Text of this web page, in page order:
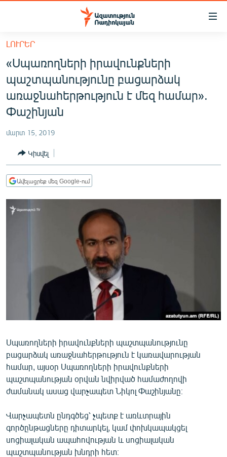
Մատչելիության
հիմնական
բովանդակությանը
հիմնական
մենյուին
Որոնում
ՀԱՅԱՍՏԱՆ
ՔԱՂԱՔԱԿԱՆ
ԸՆՏՐՈՒԹՅՈՒՆՆԵՐ 2026
ՏՆՏԵՍՈՒԹՅՈՒՆ
ՂԱՐԱԲԱՂ
ՊԱՏԵՐԱԶՄԻ 6 ՇԱԲԱԹՆԵՐԸ
ՏԱՐԱԾԱՇՐՋԱՆ
ՄԵԿՆԱԲԱՆՈՒԹՅՈՒՆ
ՏՏ ԵՒ ԻՆՏԵՐՆԵՏ
ԱՐԽԻՎ
ՏԵՍԱՆՅՈՒԹԵՐ
ԲԱՆԱՎԵՃ
ՓՈԴՔԱՍԹ
Հայերեն
ԼՈՒՐԵՐ
«Սպառողների իրավունքների
պաշտպանությունը բացարձակ
առաջնահերթություն է մեզ համար».
Փաշինյան
մարտ 15, 2019
Կիսվել
Ավելացրեք մեզ Google-ում
Սպառողների իրավունքների պաշտպանությունը
բացարձակ առաջնահերթություն է կառավարության
համար, այսօր Սպառողների իրավունքների
պաշտպանության օրվան նվիրված համաժողովի
ժամանակ ասաց վարչապետ Նիկոլ Փաշինյանը։
Վարչապետն ընդգծեց՝ չպետք է առևտրային
գործընթացները դիտարկել, կամ փոխկապակցել
սոցիալական ապահովության և սոցիալական
պաշտպանության խնդրի հետ։